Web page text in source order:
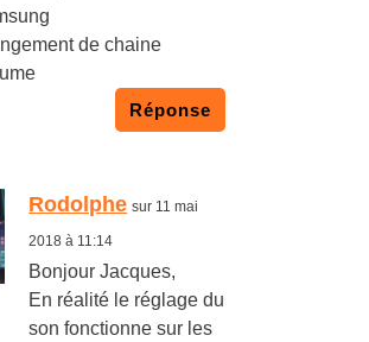
de chaine
Réponse
Rodolphe sur 11 mai
2018 à 11:14
Bonjour Jacques,
En réalité le réglage du
son fonctionne sur les